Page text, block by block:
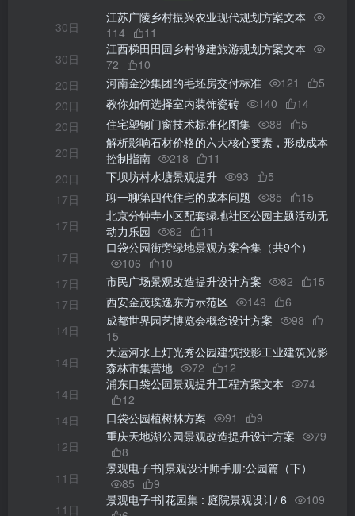
30日
江苏广陵乡村振兴农业现代规划方案文本
114
11
30日
江西梯田田园乡村修建旅游规划方案文本
72
10
20日
河南金沙集团的毛坯房交付标准 121
5
20日
教你如何选择室内装饰瓷砖 140
14
20日
住宅塑钢门窗技术标准化图集 88
5
20日
解析影响石材价格的六大核心要素，形成成本
控制指南
218
11
20日
下坝坊村水塘景观提升 93
5
17日
聊一聊第四代住宅的成本问题 85
15
17日
北京分钟寺小区配套绿地社区公园主题活动无
动力乐园
82
11
17日
口袋公园街旁绿地景观方案合集（共9个）
106
10
17日
市民广场景观改造提升设计方案 82
15
17日
西安金茂璞逸东方示范区 149
6
14日
成都世界园艺博览会概念设计方案
98
15
14日
大运河水上灯光秀公园建筑投影工业建筑光影
森林市集营地
72
12
14日
浦东口袋公园景观提升工程方案文本
74
12
14日
口袋公园植树林方案 91
9
12日
重庆天地湖公园景观改造提升设计方案
79
8
11日
景观电子书|景观设计师手册:公园篇（下）
85
9
11日
景观电子书|花园集 : 庭院景观设计/ 6
109